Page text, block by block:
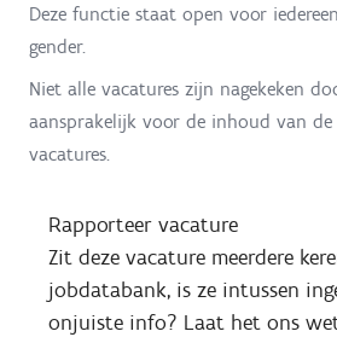
Deze functie staat open voor
gender.
Niet alle vacatures zijn nagekeken
aansprakelijk voor de inhoud van de
vacatures.
Rapporteer vacature
Zit deze vacature meerdere
jobdatabank, is ze intussen
onjuiste info? Laat het ons